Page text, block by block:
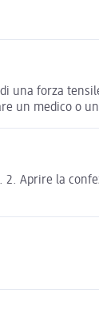
una forza
un medico o
Aprire la